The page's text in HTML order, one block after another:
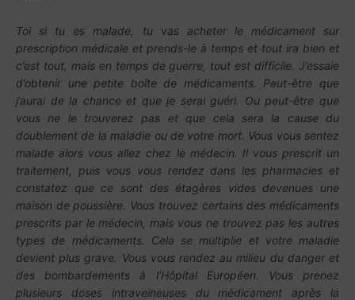
Toi si tu es malade, tu vas acheter le médicament sur
prescription médicale et prends-le à temps et tout ira bien et
c’est tout, mais en temps de guerre, tout est difficile. J’essaie
d’obtenir une petite boîte de médicaments. Peut-être que
j’aurai de la chance et que je serai guéri. Ou peut-être que
vous ne le trouverez pas et que cela sera la cause du
doublement de la maladie ou de votre mort. Vous vous sentez
malade alors vous allez chez le médecin. Il vous prescrit un
traitement, puis vous vous rendez dans les pharmacies et
constatez que ce sont des étagères vides devenues une
maison de poussière. Vous trouvez certains des médicaments
prescrits par le médecin, mais vous ne trouvez pas les autres
types de médicaments. Cela se multiplie et votre maladie
devient plus grave. Vous vous rendez au milieu du danger et
des bombardements à l’Hôpital Européen. Vous prenez
plusieurs doses intraveineuses du médicament après la